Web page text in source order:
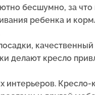
бесшумно, за
ребенка и
делают кресло
интерьеров. Кресло-